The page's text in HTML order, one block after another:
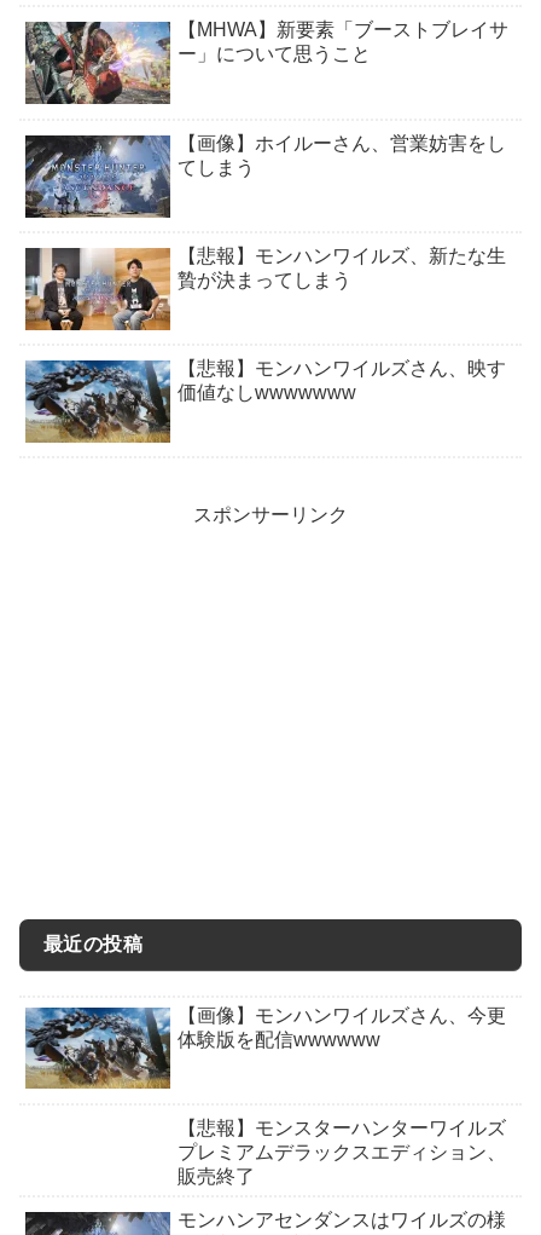
【MHWA】新要素「ブーストブレイサ
ー」について思うこと
【画像】ホイルーさん、営業妨害をし
てしまう
【悲報】モンハンワイルズ、新たな生
贄が決まってしまう
【悲報】モンハンワイルズさん、映す
価値なしwwwwwww
スポンサーリンク
最近の投稿
【画像】モンハンワイルズさん、今更
体験版を配信wwwwww
【悲報】モンスターハンターワイルズ
プレミアムデラックスエディション、
販売終了
モンハンアセンダンスはワイルズの様